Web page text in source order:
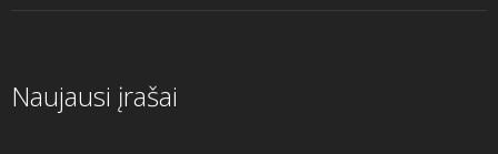
Naujausi įrašai